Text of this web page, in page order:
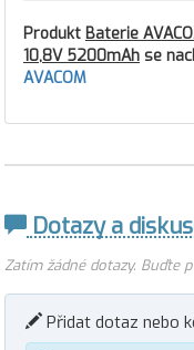
Produkt Baterie
10,8V 5200mAh se
AVACOM
Dotazy a
Zatím žádné dotazy. Buďte
Přidat dotaz nebo